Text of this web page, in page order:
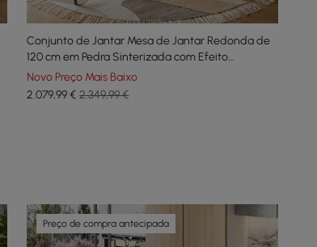
Conjunto de Jantar Mesa de Jantar Redonda de
120 cm em Pedra Sinterizada com Efeito
Travertino e 4 Cadeiras
Novo Preço Mais Baixo
2.079,99€ 2.349,99 €
Preço de compra antecipada